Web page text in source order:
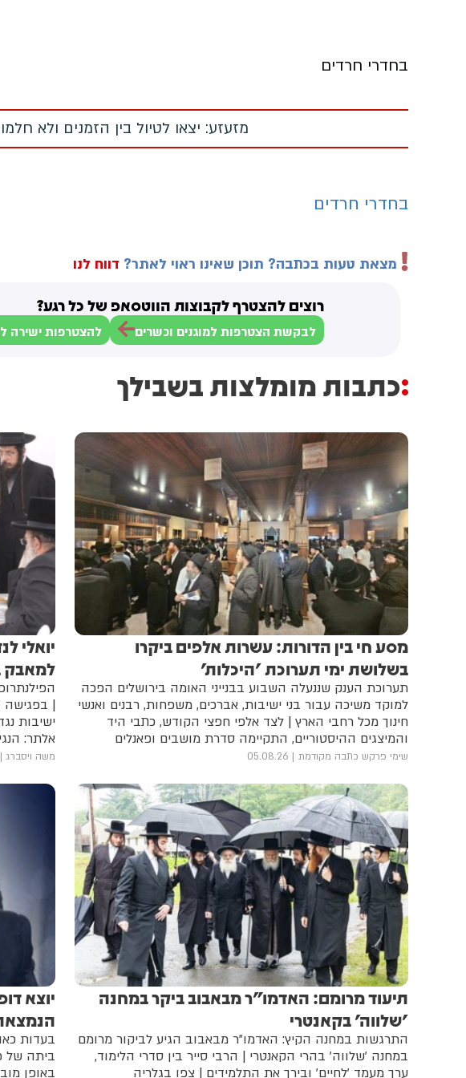
בחדרי חרדים
מזעזע: יצאו לטיול בין הזמנים ולא
בחדרי חרדים
מצאת טעות בכתבה? תוכן שאינו ראוי לאתר? דווח לנו
רוצים להצטרף לקבוצות הווטסאפ של כל רגע?
לבקשת הצטרפות למוגנים וכשרים להצטרפות ישירה
כתבות מומלצות בשבילך
מסע חי בין הדורות: עשרות אלפים ביקרו
בשלושת ימי תערוכת 'היכלות'
תערוכת הענק שננעלה השבוע בבנייני האומה בירושלים הפכה
למוקד משיכה עבור בני ישיבות, אברכים, משפחות, רבנים ואנשי
חינוך מכל רחבי הארץ | לצד אלפי חפצי הקודש, כתבי היד
והמיצגים ההיסטוריים, התקיימה סדרת מושבים ופאנלים
שעסקה בדמותם של גדולי ישראל, עולם הישיבות שנחרב,
בסיפוק: "הציבור לא הגיע רק לראות את ההיסטוריה, אלא
לחיות אותה"
שימי פרקש כתבה מקודמת 05.08.26
יואלי
למאבק
| בפגישה
ישיבות
אלתר:
ובערד
משה ויסברג
תיעוד מרומם: האדמו"ר מבאבוב ביקר במחנה
'שלווה' בקאנטרי
התרגשות במחנה הקיץ: האדמו"ר מבאבוב הגיע לביקור מרומם
במחנה 'שלווה' בהרי הקאנטרי | הרבי סייר בין סדרי הלימוד,
ערך מעמד 'לחיים' ובירך את התלמידים | צפו בגלריה
יוצא
בעדות
ביתה של
באופן